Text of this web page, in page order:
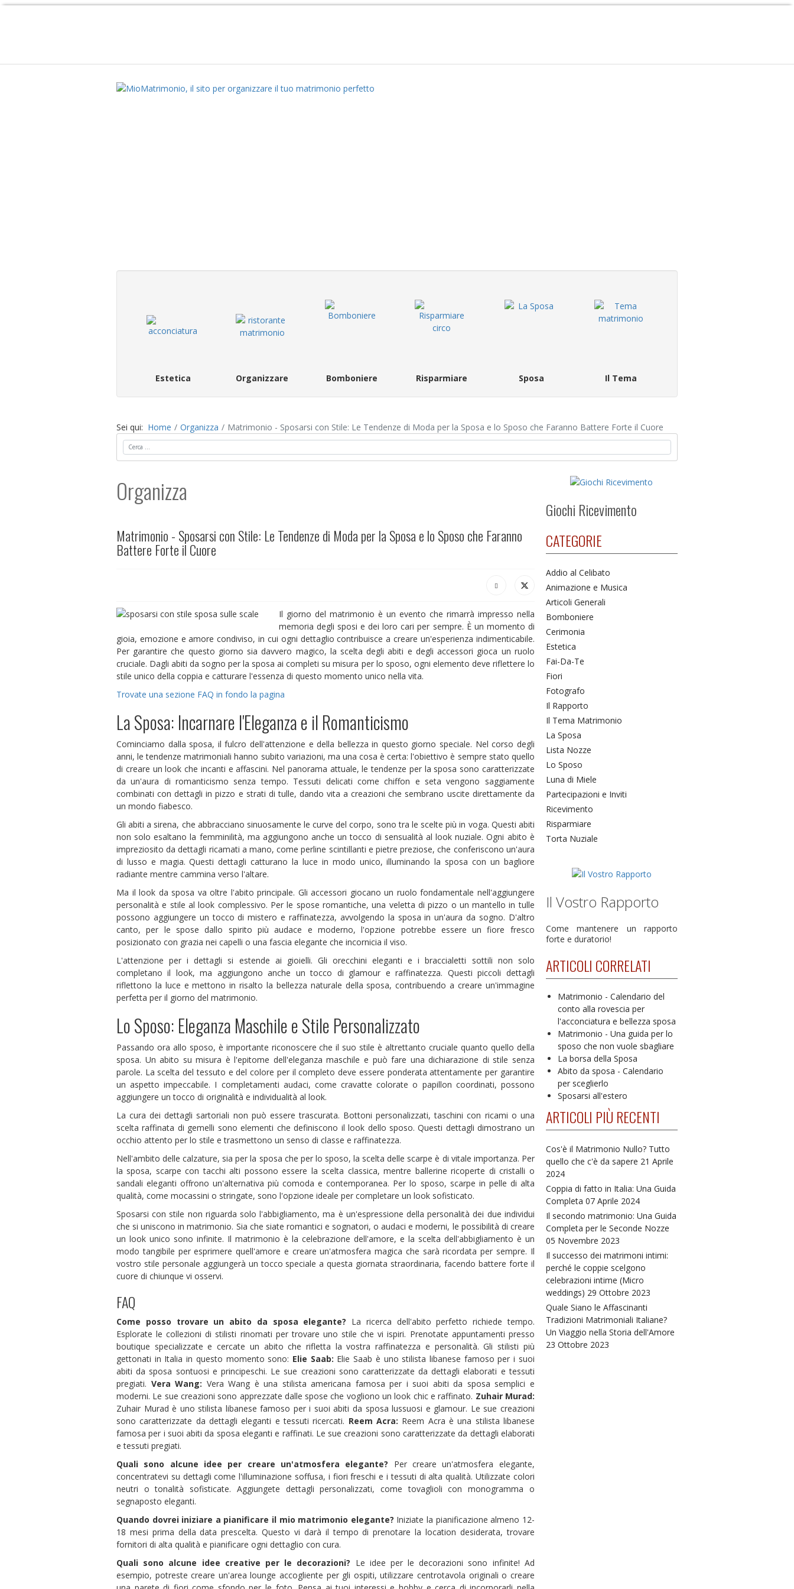
Estetica Organizzare Bomboniere Risparmiare Sposa Il Tema
Sei qui: Home Organizza
Matrimonio - Sposarsi con Stile: Le Tendenze di Moda per la Sposa e lo Sposo che Faranno Battere Forte il Cuore
Cerca
Organizza
Matrimonio - Sposarsi con Stile: Le Tendenze di Moda per la Sposa e lo Sposo che Faranno
Battere Forte il Cuore
Il giorno del matrimonio è un evento che rimarrà impresso nella
memoria degli sposi e dei loro cari per sempre. È un momento di
gioia, emozione e amore condiviso, in cui ogni dettaglio contribuisce a creare un'esperienza indimenticabile.
Per garantire che questo giorno sia davvero magico, la scelta degli abiti e degli accessori gioca un ruolo
cruciale. Dagli abiti da sogno per la sposa ai completi su misura per lo sposo, ogni elemento deve riflettere lo
stile unico della coppia e catturare l'essenza di questo momento unico nella vita.
Trovate una sezione FAQ in fondo la pagina
La Sposa: Incarnare l'Eleganza e il Romanticismo
Cominciamo dalla sposa, il fulcro dell'attenzione e della bellezza in questo giorno speciale. Nel corso degli
anni, le tendenze matrimoniali hanno subito variazioni, ma una cosa è certa: l'obiettivo è sempre stato quello
di creare un look che incanti e affascini. Nel panorama attuale, le tendenze per la sposa sono caratterizzate
da un'aura di romanticismo senza tempo. Tessuti delicati come chiffon e seta vengono saggiamente
combinati con dettagli in pizzo e strati di tulle, dando vita a creazioni che sembrano uscite direttamente da
un mondo fiabesco.
Gli abiti a sirena, che abbracciano sinuosamente le curve del corpo, sono tra le scelte più in voga. Questi abiti
non solo esaltano la femminilità, ma aggiungono anche un tocco di sensualità al look nuziale. Ogni abito è
impreziosito da dettagli ricamati a mano, come perline scintillanti e pietre preziose, che conferiscono un'aura
di lusso e magia. Questi dettagli catturano la luce in modo unico, illuminando la sposa con un bagliore
radiante mentre cammina verso l'altare.
Ma il look da sposa va oltre l'abito principale. Gli accessori giocano un ruolo fondamentale nell'aggiungere
personalità e stile al look complessivo. Per le spose romantiche, una veletta di pizzo o un mantello in tulle
possono aggiungere un tocco di mistero e raffinatezza, avvolgendo la sposa in un'aura da sogno. D'altro
canto, per le spose dallo spirito più audace e moderno, l'opzione potrebbe essere un fiore fresco
posizionato con grazia nei capelli o una fascia elegante che incornicia il viso.
L'attenzione per i dettagli si estende ai gioielli. Gli orecchini eleganti e i braccialetti sottili non solo
completano il look, ma aggiungono anche un tocco di glamour e raffinatezza. Questi piccoli dettagli
riflettono la luce e mettono in risalto la bellezza naturale della sposa, contribuendo a creare un'immagine
perfetta per il giorno del matrimonio.
Lo Sposo: Eleganza Maschile e Stile Personalizzato
Passando ora allo sposo, è importante riconoscere che il suo stile è altrettanto cruciale quanto quello della
sposa. Un abito su misura è l'epitome dell'eleganza maschile e può fare una dichiarazione di stile senza
parole. La scelta del tessuto e del colore per il completo deve essere ponderata attentamente per garantire
un aspetto impeccabile. I completamenti audaci, come cravatte colorate o papillon coordinati, possono
aggiungere un tocco di originalità e individualità al look.
La cura dei dettagli sartoriali non può essere trascurata. Bottoni personalizzati, taschini con ricami o una
scelta raffinata di gemelli sono elementi che definiscono il look dello sposo. Questi dettagli dimostrano un
occhio attento per lo stile e trasmettono un senso di classe e raffinatezza.
Nell'ambito delle calzature, sia per la sposa che per lo sposo, la scelta delle scarpe è di vitale importanza. Per
la sposa, scarpe con tacchi alti possono essere la scelta classica, mentre ballerine ricoperte di cristalli o
sandali eleganti offrono un'alternativa più comoda e contemporanea. Per lo sposo, scarpe in pelle di alta
qualità, come mocassini o stringate, sono l'opzione ideale per completare un look sofisticato.
Sposarsi con stile non riguarda solo l'abbigliamento, ma è un'espressione della personalità dei due individui
che si uniscono in matrimonio. Sia che siate romantici e sognatori, o audaci e moderni, le possibilità di creare
un look unico sono infinite. Il matrimonio è la celebrazione dell'amore, e la scelta dell'abbigliamento è un
modo tangibile per esprimere quell'amore e creare un'atmosfera magica che sarà ricordata per sempre. Il
vostro stile personale aggiungerà un tocco speciale a questa giornata straordinaria, facendo battere forte il
cuore di chiunque vi osservi.
FAQ
Come posso trovare un abito da sposa elegante? La ricerca dell'abito perfetto richiede tempo.
Esplorate le collezioni di stilisti rinomati per trovare uno stile che vi ispiri. Prenotate appuntamenti presso
boutique specializzate e cercate un abito che rifletta la vostra raffinatezza e personalità. Gli stilisti più
gettonati in Italia in questo momento sono: Elie Saab: Elie Saab è uno stilista libanese famoso per i suoi
abiti da sposa sontuosi e principeschi. Le sue creazioni sono caratterizzate da dettagli elaborati e tessuti
pregiati. Vera Wang: Vera Wang è una stilista americana famosa per i suoi abiti da sposa semplici e
moderni. Le sue creazioni sono apprezzate dalle spose che vogliono un look chic e raffinato. Zuhair Murad:
Zuhair Murad è uno stilista libanese famoso per i suoi abiti da sposa lussuosi e glamour. Le sue creazioni
sono caratterizzate da dettagli eleganti e tessuti ricercati. Reem Acra: Reem Acra è una stilista libanese
famosa per i suoi abiti da sposa eleganti e raffinati. Le sue creazioni sono caratterizzate da dettagli elaborati
e tessuti pregiati.
Quali sono alcune idee per creare un'atmosfera elegante? Per creare un'atmosfera elegante,
concentratevi su dettagli come l'illuminazione soffusa, i fiori freschi e i tessuti di alta qualità. Utilizzate colori
neutri o tonalità sofisticate. Aggiungete dettagli personalizzati, come tovaglioli con monogramma o
segnaposto eleganti.
Quando dovrei iniziare a pianificare il mio matrimonio elegante? Iniziate la pianificazione almeno 12-
18 mesi prima della data prescelta. Questo vi darà il tempo di prenotare la location desiderata, trovare
fornitori di alta qualità e pianificare ogni dettaglio con cura.
Quali sono alcune idee creative per le decorazioni? Le idee per le decorazioni sono infinite! Ad
esempio, potreste creare un'area lounge accogliente per gli ospiti, utilizzare centrotavola originali o creare
Giochi Ricevimento
CATEGORIE
Addio al Celibato
Animazione e Musica
Articoli Generali
Bomboniere
Cerimonia
Estetica
Fai-Da-Te
Fiori
Fotografo
Il Rapporto
Il Tema Matrimonio
La Sposa
Lista Nozze
Lo Sposo
Luna di Miele
Partecipazioni e Inviti
Ricevimento
Risparmiare
Torta Nuziale
Il Vostro Rapporto
Come mantenere un rapporto
forte e duratorio!
ARTICOLI CORRELATI
Matrimonio - Calendario del
conto alla rovescia per
l'acconciatura e bellezza sposa
Matrimonio - Una guida per lo
sposo che non vuole sbagliare
La borsa della Sposa
Abito da sposa - Calendario
per sceglierlo
Sposarsi all'estero
ARTICOLI PIÙ RECENTI
Cos'è il Matrimonio Nullo? Tutto
quello che c'è da sapere 21 Aprile
2024
Coppia di fatto in Italia: Una Guida
Completa 07 Aprile 2024
Il secondo matrimonio: Una Guida
Completa per le Seconde Nozze
05 Novembre 2023
Il successo dei matrimoni intimi:
perché le coppie scelgono
celebrazioni intime (Micro
weddings) 29 Ottobre 2023
Quale Siano le Affascinanti
Tradizioni Matrimoniali Italiane?
Un Viaggio nella Storia dell'Amore
23 Ottobre 2023